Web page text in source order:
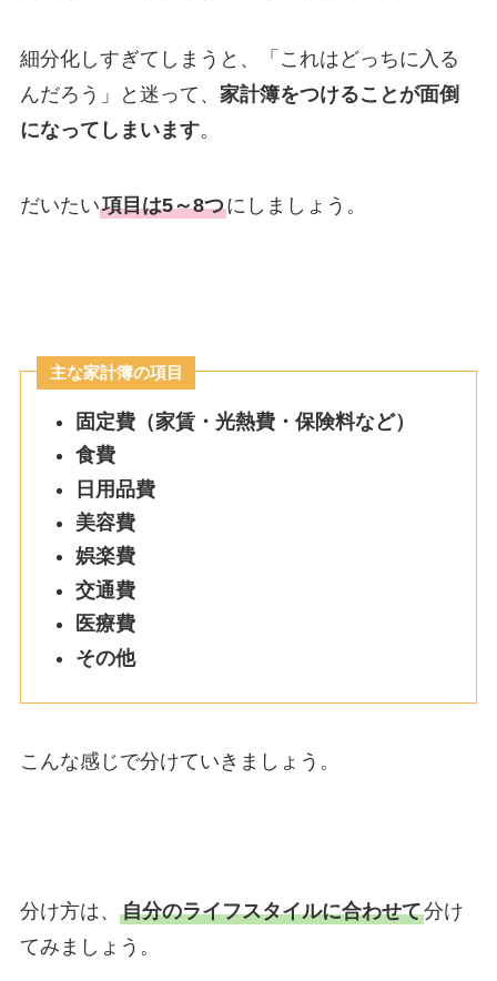
細分化しすぎてしまうと、「これはどっちに入る
んだろう」と迷って、 家計簿をつけることが面倒
になってしまいます。
だいたい項目は5～8つにしましょう。
主な家計簿の項目
固定費（家賃・光熱費・保険料など）
食費
日用品費
美容費
娯楽費
交通費
医療費
その他
こんな感じで分けていきましょう。
分け方は、 自分のライフスタイルに合わせて分け
てみましょう。